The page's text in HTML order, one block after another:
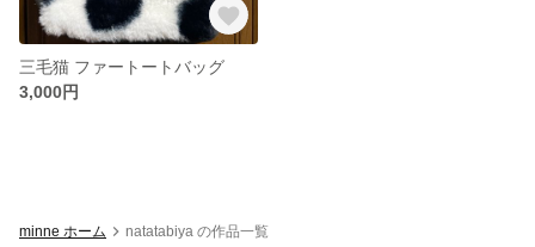
三毛猫 ファートートバッグ
3,000円
minne ホーム natatabiya の作品一覧